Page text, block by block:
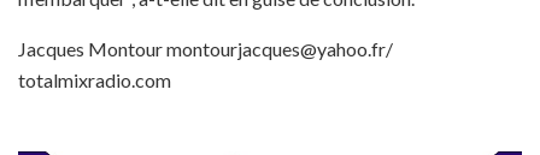
Jacques Montour montourjacques@yahoo.fr/
totalmixradio.com